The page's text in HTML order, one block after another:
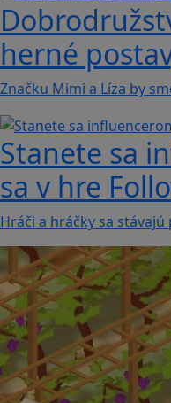
herné
Značku Mimi a Líza by
Stanete sa
sa v hre
Hráči a hráčky sa